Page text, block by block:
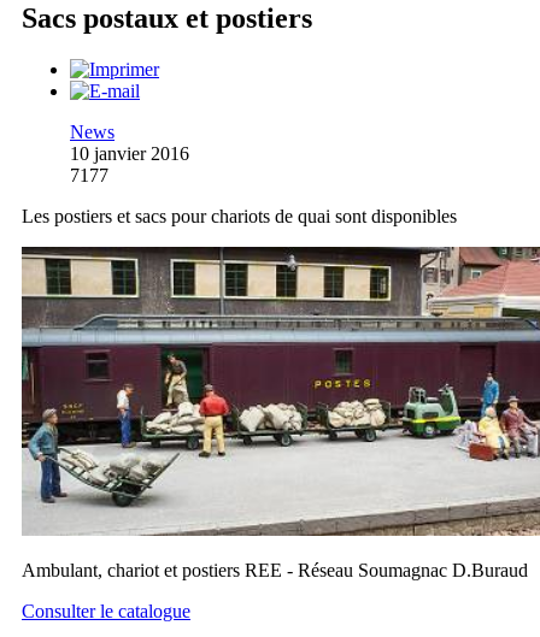
Sacs postaux et postiers
News
10 janvier 2016
7177
Les postiers et sacs pour chariots de quai sont disponibles
Ambulant, chariot et postiers REE - Réseau Soumagnac D.Buraud
Consulter le catalogue